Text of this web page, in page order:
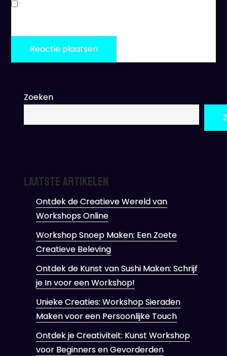
Zoeken
Laatste artikelen
Ontdek de Creatieve Wereld van
Workshops Online
Workshop Snoep Maken: Een Zoete
Creatieve Beleving
Ontdek de Kunst van Sushi Maken: Schrijf
je In voor een Workshop!
Unieke Creaties: Workshop Sieraden
Maken voor een Persoonlijke Touch
Ontdek je Creativiteit: Kunst Workshop
voor Beginners en Gevorderden